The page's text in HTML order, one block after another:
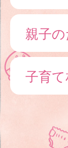
親子
子育